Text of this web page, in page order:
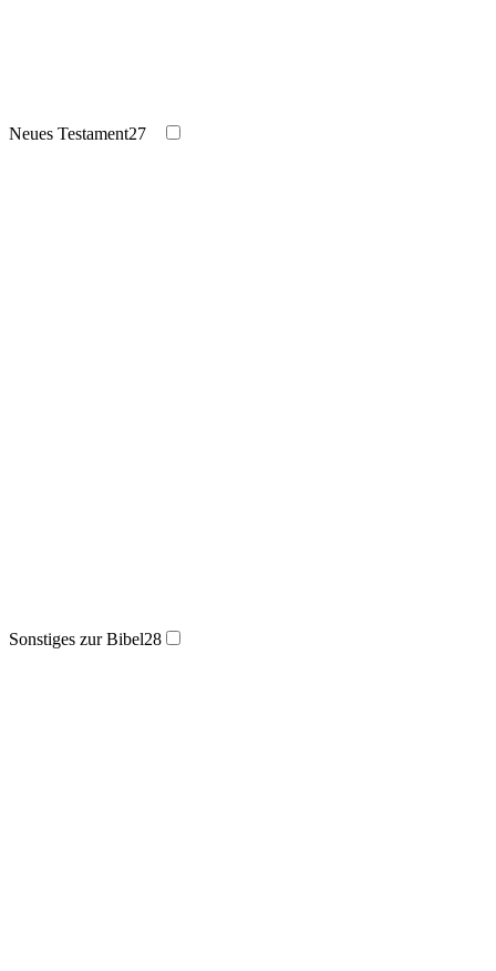
Neues Testament27
Sonstiges zur Bibel28